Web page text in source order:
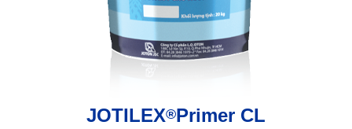
JOTILEX®Primer CL